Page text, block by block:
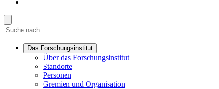
Suche
Suche
Das Forschungsinstitut
Links in diesem Bereich anzeigen
Über das Forschungsinstitut
Standorte
Personen
Gremien und Organisation